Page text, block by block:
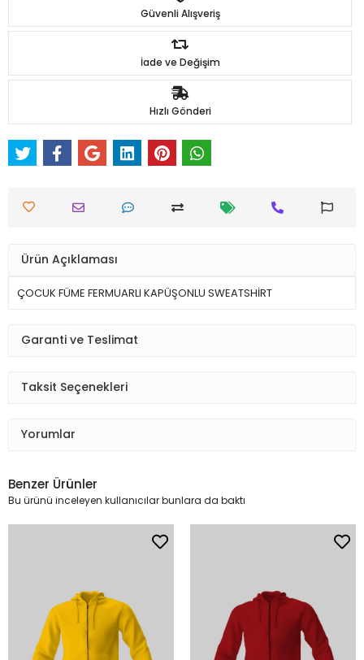
Güvenli Alışveriş
İade ve Değişim
Hızlı Gönderi
Ürün Açıklaması
ÇOCUK FÜME FERMUARLI KAPÜŞONLU SWEATSHİRT
Garanti ve Teslimat
Taksit Seçenekleri
Yorumlar
Benzer Ürünler
Bu ürünü inceleyen kullanıcılar bunlara da baktı